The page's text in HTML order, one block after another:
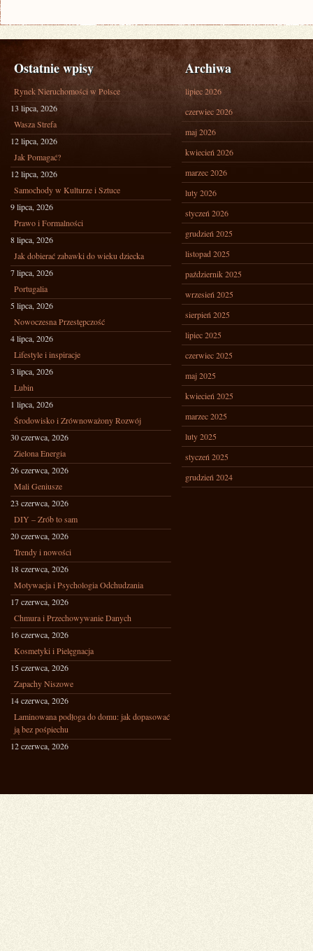
Ostatnie wpisy
Rynek Nieruchomości w Polsce
13 lipca, 2026
Wasza Strefa
12 lipca, 2026
Jak Pomagać?
12 lipca, 2026
Samochody w Kulturze i Sztuce
9 lipca, 2026
Prawo i Formalności
8 lipca, 2026
Jak dobierać zabawki do wieku dziecka
7 lipca, 2026
Portugalia
5 lipca, 2026
Nowoczesna Przestępczość
4 lipca, 2026
Lifestyle i inspiracje
3 lipca, 2026
Lubin
1 lipca, 2026
Środowisko i Zrównoważony Rozwój
30 czerwca, 2026
Zielona Energia
26 czerwca, 2026
Mali Geniusze
23 czerwca, 2026
DIY – Zrób to sam
20 czerwca, 2026
Trendy i nowości
18 czerwca, 2026
Motywacja i Psychologia Odchudzania
17 czerwca, 2026
Chmura i Przechowywanie Danych
16 czerwca, 2026
Kosmetyki i Pielęgnacja
15 czerwca, 2026
Zapachy Niszowe
14 czerwca, 2026
Laminowana podłoga do domu: jak dopasować
ją bez pośpiechu
12 czerwca, 2026
Archiwa
lipiec 2026
czerwiec 2026
maj 2026
kwiecień 2026
marzec 2026
luty 2026
styczeń 2026
grudzień 2025
listopad 2025
październik 2025
wrzesień 2025
sierpień 2025
lipiec 2025
czerwiec 2025
maj 2025
kwiecień 2025
marzec 2025
luty 2025
styczeń 2025
grudzień 2024